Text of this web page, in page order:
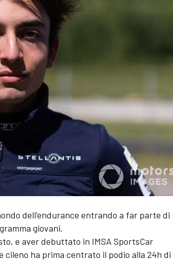
dell'endurance entrando a far parte di
giovani.
e aver debuttato in IMSA SportsCar
cileno ha prima centrato il podio alla 24h di